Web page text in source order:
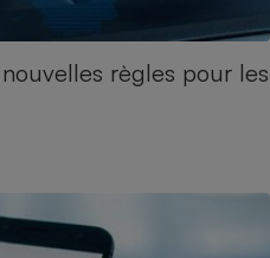
règles pour les